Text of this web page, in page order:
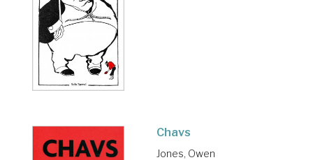
Chavs
Jones, Owen